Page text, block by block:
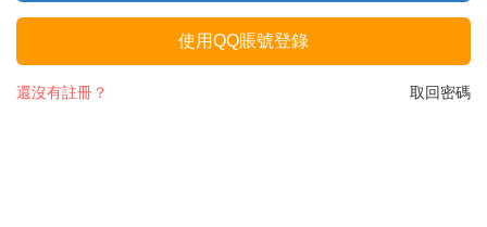
使用QQ賬號登錄
取回密碼
還沒有註冊？